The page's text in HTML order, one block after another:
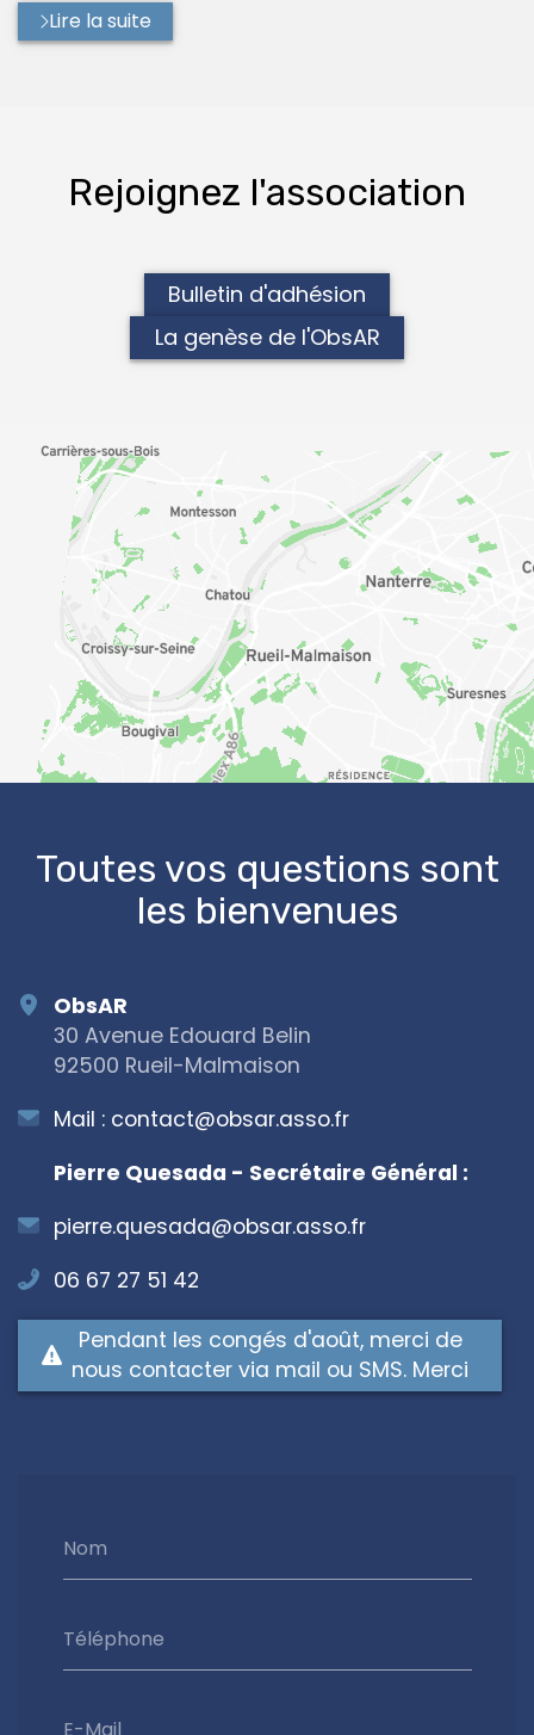
Lire la suite
Rejoignez l'association
Bulletin d'adhésion
La genèse de l'ObsAR
OpenStreetMap
Toutes vos questions sont
les bienvenues
Nom
Téléphone
E-Mail
ObsAR
30 Avenue Edouard Belin
92500 Rueil-Malmaison
Mail : contact@obsar.asso.fr
Pierre Quesada - Secrétaire Général :
pierre.quesada@obsar.asso.fr
06 67 27 51 42
Pendant les congés d'août, merci de
nous contacter via mail ou SMS. Merci